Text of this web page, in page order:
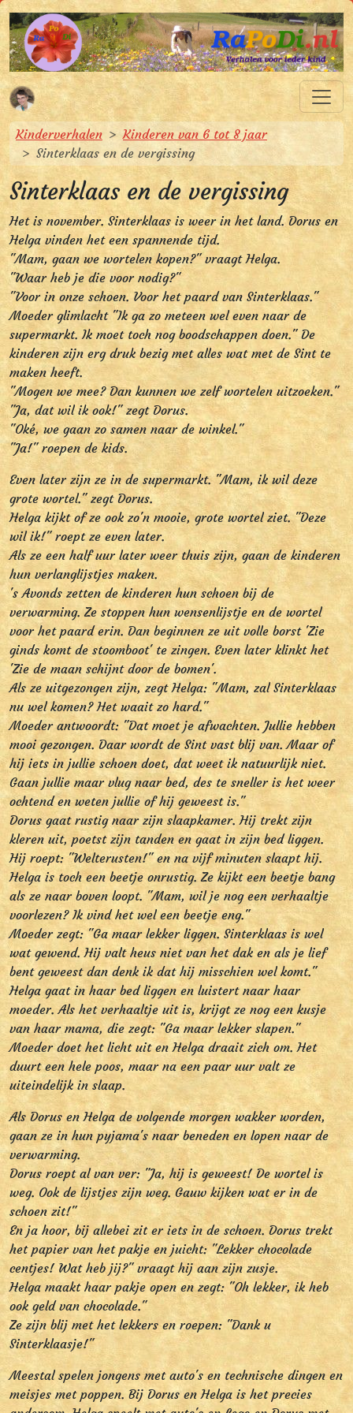
Spring naar hoofdinhoud
Spring naar hoofdnavigatie
RaPoDi.nl
Verhalen voor ieder kind
U bevindt zich hier:
Kinderverhalen
Kinderen van 6 tot 8 jaar
Sinterklaas en de vergissing
Sinterklaas en de vergissing
Het is november. Sinterklaas is weer in het land. Dorus en
Helga vinden het een spannende tijd.
"Mam, gaan we wortelen kopen?" vraagt Helga.
"Waar heb je die voor nodig?"
"Voor in onze schoen. Voor het paard van Sinterklaas."
Moeder glimlacht "Ik ga zo meteen wel even naar de
supermarkt. Ik moet toch nog boodschappen doen." De
kinderen zijn erg druk bezig met alles wat met de Sint te
maken heeft.
"Mogen we mee? Dan kunnen we zelf wortelen uitzoeken."
"Ja, dat wil ik ook!" zegt Dorus.
"Oké, we gaan zo samen naar de winkel."
"Ja!" roepen de kids.
Even later zijn ze in de supermarkt. "Mam, ik wil deze
grote wortel." zegt Dorus.
Helga kijkt of ze ook zo'n mooie, grote wortel ziet. "Deze
wil ik!" roept ze even later.
Als ze een half uur later weer thuis zijn, gaan de kinderen
hun verlanglijstjes maken.
's Avonds zetten de kinderen hun schoen bij de
verwarming. Ze stoppen hun wensenlijstje en de wortel
voor het paard erin. Dan beginnen ze uit volle borst 'Zie
ginds komt de stoomboot' te zingen. Even later klinkt het
'Zie de maan schijnt door de bomen'.
Als ze uitgezongen zijn, zegt Helga: "Mam, zal Sinterklaas
nu wel komen? Het waait zo hard."
Moeder antwoordt: "Dat moet je afwachten. Jullie hebben
mooi gezongen. Daar wordt de Sint vast blij van. Maar of
hij iets in jullie schoen doet, dat weet ik natuurlijk niet.
Gaan jullie maar vlug naar bed, des te sneller is het weer
ochtend en weten jullie of hij geweest is."
Dorus gaat rustig naar zijn slaapkamer. Hij trekt zijn
kleren uit, poetst zijn tanden en gaat in zijn bed liggen.
Hij roept: "Welterusten!" en na vijf minuten slaapt hij.
Helga is toch een beetje onrustig. Ze kijkt een beetje bang
als ze naar boven loopt. "Mam, wil je nog een verhaaltje
voorlezen? Ik vind het wel een beetje eng."
Moeder zegt: "Ga maar lekker liggen. Sinterklaas is wel
wat gewend. Hij valt heus niet van het dak en als je lief
bent geweest dan denk ik dat hij misschien wel komt."
Helga gaat in haar bed liggen en luistert naar haar
moeder. Als het verhaaltje uit is, krijgt ze nog een kusje
van haar mama, die zegt: "Ga maar lekker slapen."
Moeder doet het licht uit en Helga draait zich om. Het
duurt een hele poos, maar na een paar uur valt ze
uiteindelijk in slaap.
Als Dorus en Helga de volgende morgen wakker worden,
gaan ze in hun pyjama's naar beneden en lopen naar de
verwarming.
Dorus roept al van ver: "Ja, hij is geweest! De wortel is
weg. Ook de lijstjes zijn weg. Gauw kijken wat er in de
schoen zit!"
En ja hoor, bij allebei zit er iets in de schoen. Dorus trekt
het papier van het pakje en juicht: "Lekker chocolade
centjes! Wat heb jij?" vraagt hij aan zijn zusje.
Helga maakt haar pakje open en zegt: "Oh lekker, ik heb
ook geld van chocolade."
Ze zijn blij met het lekkers en roepen: "Dank u
Sinterklaasje!"
Meestal spelen jongens met auto's en technische dingen en
meisjes met poppen. Bij Dorus en Helga is het precies